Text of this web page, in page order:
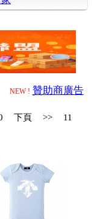
NEW ! 贊助商廣告
下頁 >> 11